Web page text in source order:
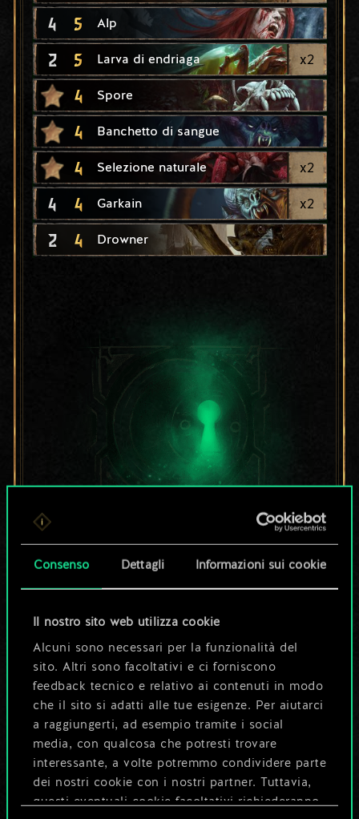
Consenso Dettagli Informazioni sui cookie
Il nostro sito web utilizza cookie
Alcuni sono necessari per la funzionalità del
sito. Altri sono facoltativi e ci forniscono
feedback tecnico e relativo ai contenuti in modo
che il sito si adatti alle tue esigenze. Per aiutarci
a raggiungerti, ad esempio tramite i social
media, con qualcosa che potresti trovare
interessante, a volte potremmo condividere parte
dei nostri cookie con i nostri partner. Tuttavia,
questi eventuali cookie facoltativi richiederanno
4 5 Alp
2 5 Larva di endriaga x2
4 Spore
4 Banchetto di sangue
4 Selezione naturale x2
4 4 Garkain x2
2 4 Drowner
Per ora, è solo un
set di carte
condiviso.
Ma può diventare
molto altro!
Dai un nome al mazzo e crea una
guida